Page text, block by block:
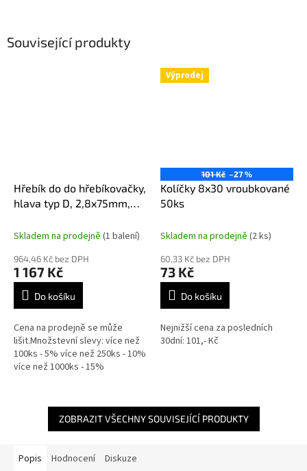
Související produkty
Hřebík do do hřebíkovačky,
hlava typ D, 2,8x75mm,
Skladem na prodejně (1 balení)
964,46 Kč bez DPH
1 167 Kč
Do košíku
Cena na prodejně se může
lišit.Množstevní slevy: více než
100ks - 5% více než 250ks - 10%
více než 1000ks - 15%
Výprodej
101 Kč –27 %
Kolíčky 8x30 vroubkované
50ks
Skladem na prodejně (2 ks)
60,33 Kč bez DPH
73 Kč
Do košíku
Nejnižší cena za posledních
30dní: 101,- Kč
ZOBRAZIT VŠECHNY SOUVISEJÍCÍ PRODUKTY
Popis Hodnocení Diskuze